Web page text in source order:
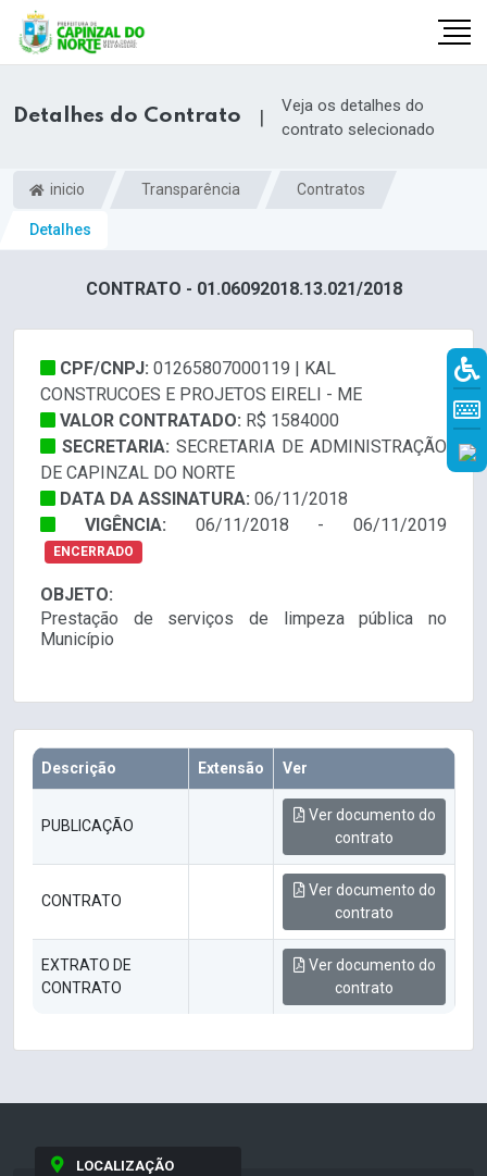
Detalhes do Contrato |
Veja os detalhes do
contrato selecionado
inicio Transparência Contratos
Detalhes
CONTRATO - 01.06092018.13.021/2018
CPF/CNPJ: 01265807000119 | KAL
CONSTRUCOES E PROJETOS EIRELI - ME
VALOR CONTRATADO: R$ 1584000
SECRETARIA: SECRETARIA DE ADMINISTRAÇÃO
DE CAPINZAL DO NORTE
DATA DA ASSINATURA: 06/11/2018
VIGÊNCIA: 06/11/2018 - 06/11/2019
ENCERRADO
OBJETO:
Prestação de serviços de limpeza pública no
Município
Descrição Extensão Ver
PUBLICAÇÃO
Ver documento do
contrato
CONTRATO
Ver documento do
contrato
EXTRATO DE
CONTRATO
Ver documento do
contrato
LOCALIZAÇÃO